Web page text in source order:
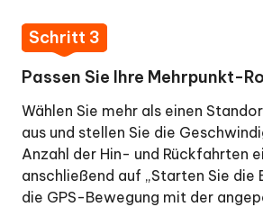
Schritt 3
Passen Sie Ihre Mehrpunkt-
Wählen Sie mehr als einen
aus und stellen Sie die
Anzahl der Hin- und Rückfahrten
anschließend auf „Starten Sie die
die GPS-Bewegung mit der